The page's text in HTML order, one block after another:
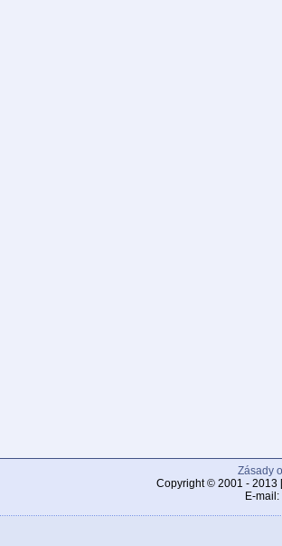
Zásady
Copyright © 2001 - 2013
E-mail: